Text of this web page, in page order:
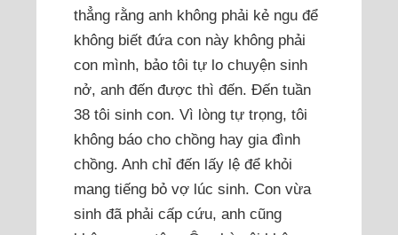
thẳng rằng anh không phải kẻ ngu để
không biết đứa con này không phải
con mình, bảo tôi tự lo chuyện sinh
nở, anh đến được thì đến. Đến tuần
38 tôi sinh con. Vì lòng tự trọng, tôi
không báo cho chồng hay gia đình
chồng. Anh chỉ đến lấy lệ để khỏi
mang tiếng bỏ vợ lúc sinh. Con vừa
sinh đã phải cấp cứu, anh cũng